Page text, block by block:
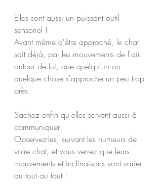
Elles sont aussi un puissant outil
sensoriel !
Avant même d'être approché, le chat
sait déjà, par les mouvements de l'air
autour de lui, que quelqu'un ou
quelque chose s'approche un peu trop
près.
Sachez enfin qu'elles servent aussi à
communiquer.
Observez-les, suivant les humeurs de
votre chat, et vous verrez que leurs
mouvements et inclinaisons vont varier
du tout au tout !